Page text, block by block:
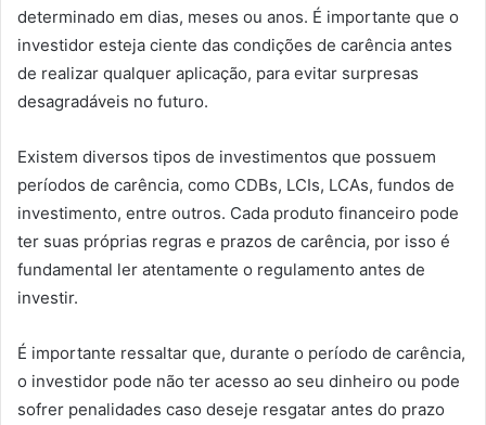
determinado em dias, meses ou anos. É importante que o
investidor esteja ciente das condições de carência antes
de realizar qualquer aplicação, para evitar surpresas
desagradáveis no futuro.
Existem diversos tipos de investimentos que possuem
períodos de carência, como CDBs, LCIs, LCAs, fundos de
investimento, entre outros. Cada produto financeiro pode
ter suas próprias regras e prazos de carência, por isso é
fundamental ler atentamente o regulamento antes de
investir.
É importante ressaltar que, durante o período de carência,
o investidor pode não ter acesso ao seu dinheiro ou pode
sofrer penalidades caso deseje resgatar antes do prazo